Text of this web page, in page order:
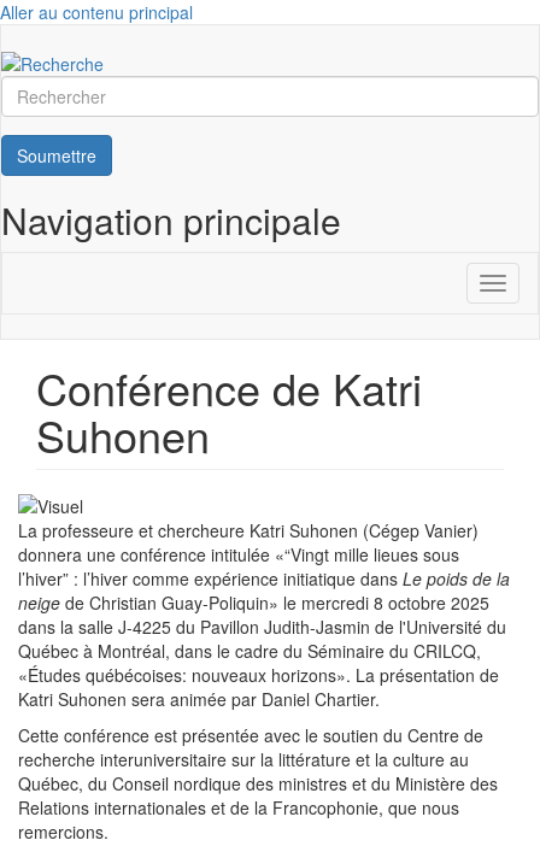
Aller au contenu principal
Rechercher
Soumettre
Navigation principale
Conférence de Katri
Suhonen
La professeure et chercheure Katri Suhonen (Cégep Vanier)
donnera une conférence intitulée «“Vingt mille lieues sous
l’hiver” : l’hiver comme expérience initiatique dans Le poids de la
neige de Christian Guay-Poliquin» le mercredi 8 octobre 2025
dans la salle J-4225 du Pavillon Judith-Jasmin de l'Université du
Québec à Montréal, dans le cadre du Séminaire du CRILCQ,
«Études québécoises: nouveaux horizons». La présentation de
Katri Suhonen sera animée par Daniel Chartier.
Cette conférence est présentée avec le soutien du Centre de
recherche interuniversitaire sur la littérature et la culture au
Québec, du Conseil nordique des ministres et du Ministère des
Relations internationales et de la Francophonie, que nous
remercions.